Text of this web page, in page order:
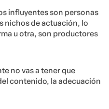
influyentes son personas
nichos de actuación, lo
u otra, son productores
no vas a tener que
contenido, la adecuación